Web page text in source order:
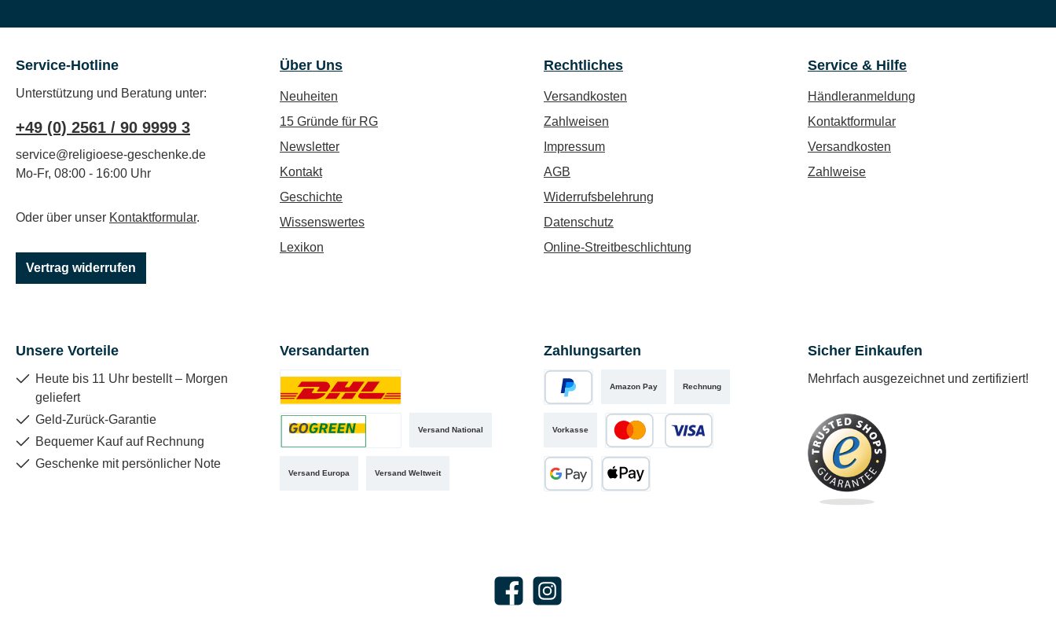
Service-Hotline
Unterstützung und Beratung unter:
+49 (0) 2561 / 90 9999 3
service@religioese-geschenke.de
Mo-Fr, 08:00 - 16:00 Uhr
Oder über unser Kontaktformular.
Vertrag widerrufen
Über Uns
Neuheiten
15 Gründe für RG
Newsletter
Kontakt
Geschichte
Wissenswertes
Lexikon
Rechtliches
Versandkosten
Zahlweisen
Impressum
AGB
Widerrufsbelehrung
Datenschutz
Online-Streitbeschlichtung
Service & Hilfe
Händleranmeldung
Kontaktformular
Versandkosten
Zahlweise
Unsere Vorteile
Heute bis 11 Uhr bestellt – Morgen
geliefert
Geld-Zurück-Garantie
Bequemer Kauf auf Rechnung
Geschenke mit persönlicher Note
Versandarten
Versand National
Versand Europa Versand Weltweit
Benutzerdefiniertes Bild 1
Zahlungsarten
Amazon Pay Rechnung
Vorkasse
Kredit- oder Debitkarte
Sicher Einkaufen
Mehrfach ausgezeichnet und zertifiziert!
FacebookInstagram